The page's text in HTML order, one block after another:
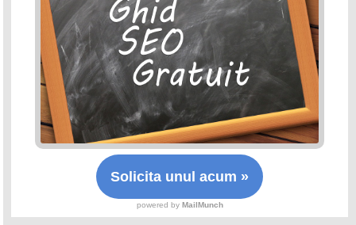
Curs Jurnalism a1.ro
Cursul de Jurnalism oferit de Ramona Ulici a fost o
oportunitate valoroasa pentru echipa de redactori
a1.ro. Am invatat reguli de redactare si tehnici pentru
articole SEO. Temele au inclus redactarea articolelor,
strategii de formatare si utilizarea cuvintelor cheie. La
final, workshop-ul a consolidat cunostintele prin
exercitii practice si discutii despre optimizarea
imaginilor si sursele de informare.
redactia a1.ro